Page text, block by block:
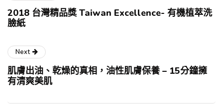
2018 台灣精品獎 Taiwan Excellence- 有機植萃洗
臉紙
Next
肌膚出油、乾燥的真相，油性肌膚保養 – 15分鐘擁
有清爽美肌